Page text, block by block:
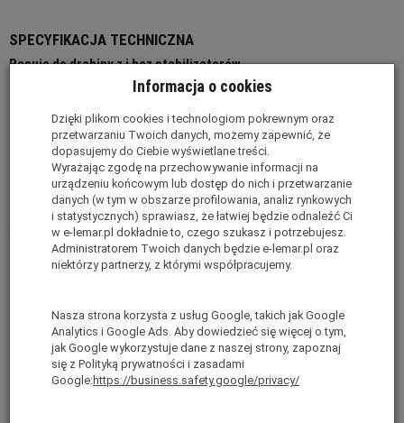
SPECYFIKACJA TECHNICZNA
Pasuje do drabiny z i bez stabilizatorów.
Produkt pasuje do drabin:
Prime Line Eco Line
Informacja o cookies
Dzięki plikom cookies i technologiom pokrewnym oraz
przetwarzaniu Twoich danych, możemy zapewnić, że
dopasujemy do Ciebie wyświetlane treści.
Wyrażając zgodę na przechowywanie informacji na
urządzeniu końcowym lub dostęp do nich i przetwarzanie
danych (w tym w obszarze profilowania, analiz rynkowych
i statystycznych) sprawiasz, że łatwiej będzie odnaleźć Ci
w e-lemar.pl dokładnie to, czego szukasz i potrzebujesz.
Administratorem Twoich danych będzie e-lemar.pl oraz
niektórzy partnerzy, z którymi współpracujemy.
Nasza strona korzysta z usług Google, takich jak Google
Analytics i Google Ads. Aby dowiedzieć się więcej o tym,
jak Google wykorzystuje dane z naszej strony, zapoznaj
się z Polityką prywatności i zasadami
Google: https://business.safety.google/privacy/